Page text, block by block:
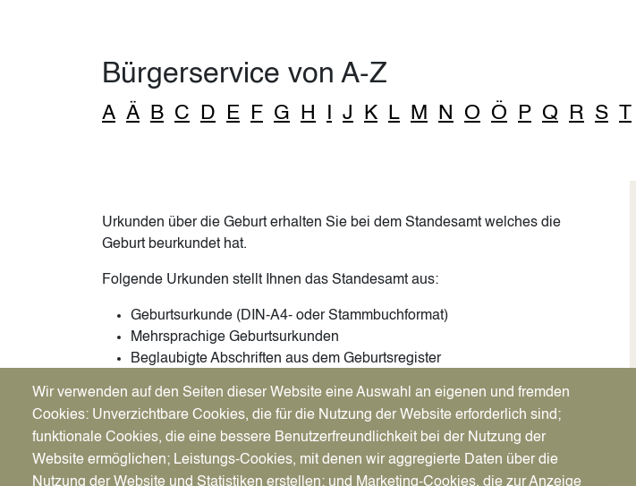
Bürgerservice von A-Z
A Ä B C D E F G H J K L M N O Ö P Q R S T
Urkunden über die Geburt erhalten Sie bei dem Standesamt welches die
Geburt beurkundet hat.
Folgende Urkunden stellt Ihnen das Standesamt aus:
Geburtsurkunde (DIN-A4- oder Stammbuchformat)
Mehrsprachige Geburtsurkunden
Beglaubigte Abschriften aus dem Geburtsregister
Bitte beachten Sie:
Die Ausstellung einer Geburtsurkunde für den privaten Gebrauch ist
gebührenpflichtig. Zahlung in bar und per Girocard ist möglich.
Wir verwenden auf den Seiten dieser Website eine Auswahl an eigenen und fremden
Cookies: Unverzichtbare Cookies, die für die Nutzung der Website erforderlich sind;
funktionale Cookies, die eine bessere Benutzerfreundlichkeit bei der Nutzung der
Website ermöglichen; Leistungs-Cookies, mit denen wir aggregierte Daten über die
Nutzung der Website und Statistiken erstellen; und Marketing-Cookies, die zur Anzeige